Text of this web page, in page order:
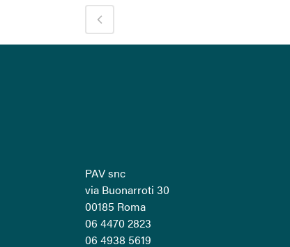
PAV snc
via Buonarroti 30
00185 Roma
06 4470 2823
06 4938 5619